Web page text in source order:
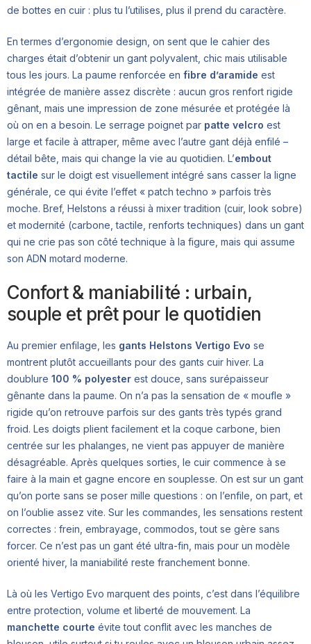
de bottes en cuir : plus tu l’utilises, plus il prend du caractère.
En termes d’ergonomie design, on sent que le cahier des
charges était d’obtenir un gant polyvalent, chic mais utilisable
tous les jours. La paume renforcée en fibre d’aramide est
intégrée de manière assez discrète : aucun gros renfort rigide
gênant, mais une impression de zone mésurée et protégée là
où on en a besoin. Le serrage poignet par patte velcro est
large et facile à attraper, même avec l’autre gant déjà enfilé –
détail bête, mais qui change la vie au quotidien. L’embout
tactile sur le doigt est visuellement intégré sans casser la ligne
générale, ce qui évite l’effet « patch techno » parfois très
moche. Bref, Helstons a réussi à mixer tradition (cuir, look sobre)
et modernité (carbone, tactile, renforts techniques) dans un gant
qui ne crie pas son côté technique à la figure, mais qui assume
son ADN motard moderne.
Confort & maniabilité : urbain,
souple et prêt pour le quotidien
Au premier enfilage, les gants Helstons Vertigo Evo se
montrent plutôt accueillants pour des gants cuir hiver. La
doublure 100 % polyester est douce, sans surépaisseur
gênante dans la paume. On n’a pas la sensation de « moufle »
rigide qu’on retrouve parfois sur des gants très typés grand
froid. Les doigts plient facilement et la coque carbone, bien
centrée sur les phalanges, ne vient pas appuyer de manière
désagréable. Après quelques sorties, le cuir commence à se
faire à la main et gagne encore en souplesse. On est sur un gant
qu’on porte sans se poser mille questions : on l’enfile, on part, et
on l’oublie assez vite. Sur les commandes, les sensations restent
correctes : frein, embrayage, commodos, tout se gère sans
forcer. Ce n’est pas un gant été ultra-fin, mais pour un modèle
orienté hiver, la maniabilité reste franchement bonne.
Là où les Vertigo Evo marquent des points, c’est dans l’équilibre
entre protection, volume et liberté de mouvement. La
manchette courte évite tout conflit avec les manches de